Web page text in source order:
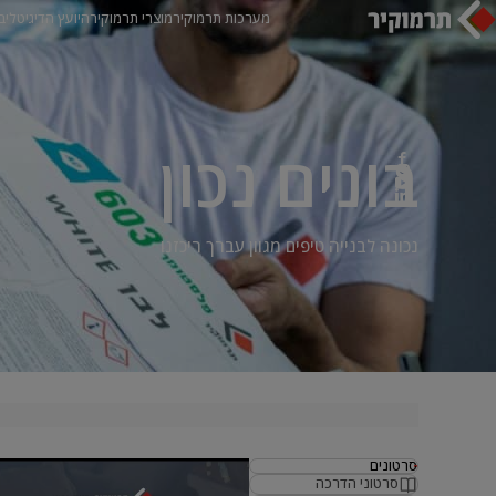
מערכות תרמוקירמוצרי תרמוקירהיועץ הדיגיטלי
בונים נכון
נכונה לבנייה טיפים מגוון עברך ריכזנו
סרטונים
סרטוני הדרכה